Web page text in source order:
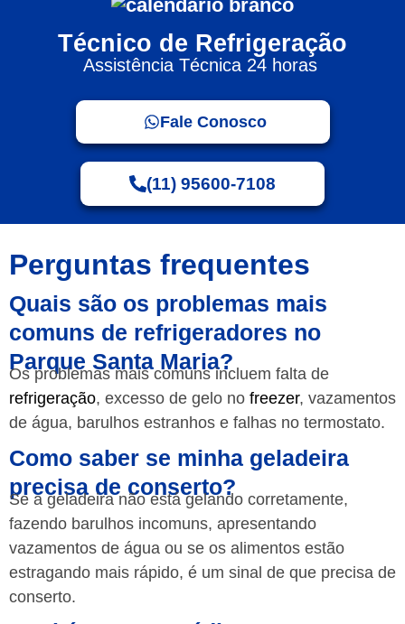
Técnico de Refrigeração
Assistência Técnica 24 horas
Fale Conosco
(11) 95600-7108
Perguntas frequentes
Quais são os problemas mais
comuns de refrigeradores no
Parque Santa Maria?
Os problemas mais comuns incluem falta de
refrigeração, excesso de gelo no freezer, vazamentos
de água, barulhos estranhos e falhas no termostato.
Como saber se minha geladeira
precisa de conserto?
Se a geladeira não está gelando corretamente,
fazendo barulhos incomuns, apresentando
vazamentos de água ou se os alimentos estão
estragando mais rápido, é um sinal de que precisa de
conserto.